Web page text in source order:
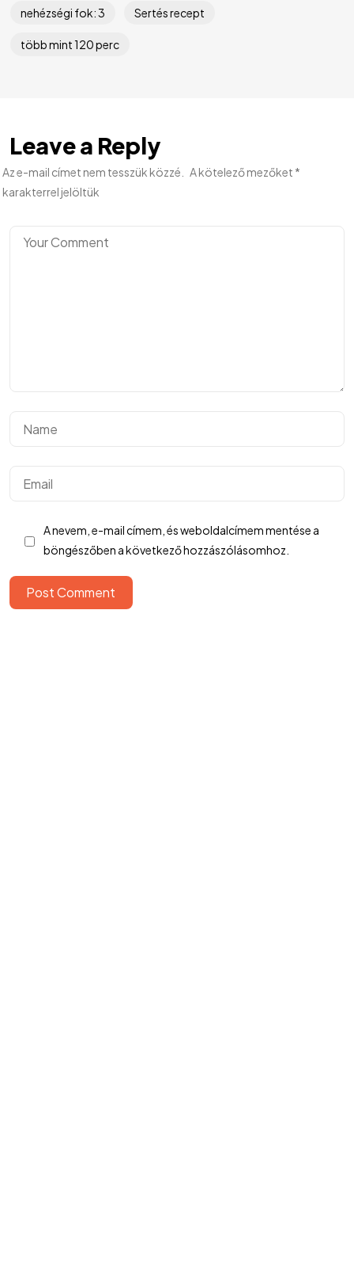
nehézségi fok: 3 Sertés recept
több mint 120 perc
Leave a Reply
Az e-mail címet nem tesszük közzé. A kötelező mezőket *
karakterrel jelöltük
A nevem, e-mail címem, és weboldalcímem mentése a
böngészőben a következő hozzászólásomhoz.
Post Comment
SimplePay fizetési tájékoztató
Cookie nyilatkozat
Adatvédelmi tájékoztató